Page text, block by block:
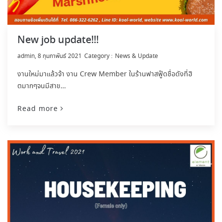
New job update!!!
by
admin 8 กุมภาพันธ์ 2021 News & Update
งานใหม่มาแล้วจ้า งาน Crew Member ในร้านฟาสฟู๊ดชื่อดังที่ฮิ
ตมากๆจนมีสาข…
Read more